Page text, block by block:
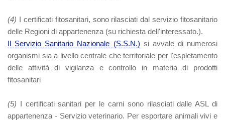
(4) I certificati fitosanitari, sono rilasciati dal servizio fitosanitario
delle Regioni di appartenenza (su richiesta dell'interessato.).
Il Servizio Sanitario Nazionale (S.S.N.) si avvale di numerosi
organismi sia a livello centrale che territoriale per l'espletamento
delle attività di vigilanza e controllo in materia di prodotti
fitosanitari
(5) I certificati sanitari per le carni sono rilasciati dalle ASL di
appartenenza - Servizio veterinario. Per esportare animali vivi e